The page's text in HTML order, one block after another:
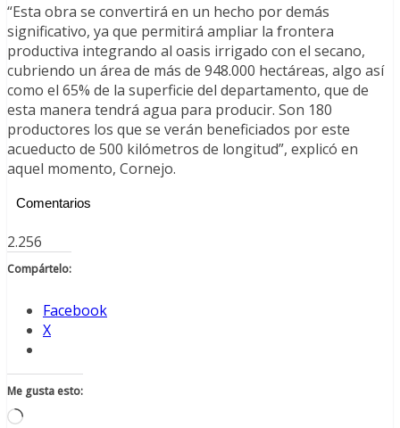
“Esta obra se convertirá en un hecho por demás
significativo, ya que permitirá ampliar la frontera
productiva integrando al oasis irrigado con el secano,
cubriendo un área de más de 948.000 hectáreas, algo así
como el 65% de la superficie del departamento, que de
esta manera tendrá agua para producir. Son 180
productores los que se verán beneficiados por este
acueducto de 500 kilómetros de longitud”, explicó en
aquel momento, Cornejo.
Comentarios
2.256
Compártelo:
Facebook
X
Me gusta esto:
Cargando...